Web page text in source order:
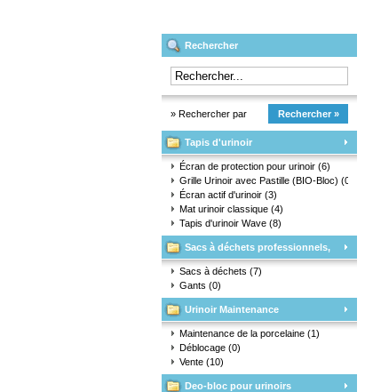
Rechercher
» Rechercher par
marque
Rechercher »
Tapis d'urinoir
Écran de protection pour urinoir (6)
Grille Urinoir avec Pastille (BIO-Bloc) (0)
Écran actif d'urinoir (3)
Mat urinoir classique (4)
Tapis d'urinoir Wave (8)
Sacs à déchets professionnels,
matériaux d'emballage et gants
Sacs à déchets (7)
Gants (0)
Urinoir Maintenance
Maintenance de la porcelaine (1)
Déblocage (0)
Vente (10)
Deo-bloc pour urinoirs